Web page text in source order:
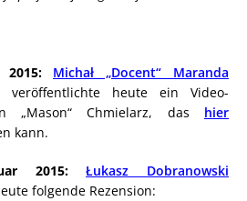
Michał „Docent“ Maranda
veröffentlichte heute ein Video-
„Mason“ Chmielarz, das hier
kann.
2015:
Łukasz Dobranowski
folgende Rezension: